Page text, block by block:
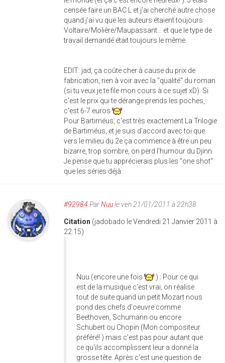
censée faire un BAC L et j'ai cherché autre chose
quand j'ai vu que les auteurs étaient toujours
Voltaire/Molière/Maupassant... et que le type de
travail demandé était toujours le même.
EDIT: jad, ça coûte cher à cause du prix de
fabrication, rien à voir avec la "qualité" du roman
(si tu veux je te file mon cours à ce sujet xD). Si
c'est le prix qui te dérange prends les poches,
c'est 6-7 euros
Pour Bartiméus, c'est très exactement La Trilogie
de Bartiméus, et je suis d'accord avec toi que
vers le milieu du 2e ça commence à être un peu
bizarre, trop sombre, on perd l'humour du Djinn.
Je pense que tu apprécierais plus les "one shot"
que les séries déjà.
#92984 ParNuule ven 21/01/2011 à 22h38
Citation (jadobado le Vendredi 21 Janvier 2011 à
22:15)
Nuu (encore une fois
) : Pour ce qui
est de la musique c'est vrai, on réalise
tout de suite quand un petit Mozart nous
pond des chefs d'oeuvre comme
Beethoven, Schumann ou encore
Schubert ou Chopin (Mon compositeur
préféré! ) mais c'est pas pour autant que
ce qu'ils accomplissent leur a donné la
grosse tête. Après c'est une question de